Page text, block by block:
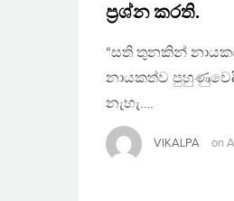
ප්‍රශ්න කරති.
“සති තුනකින්
නායකත්ව
නැහැ….
VIKALPA on